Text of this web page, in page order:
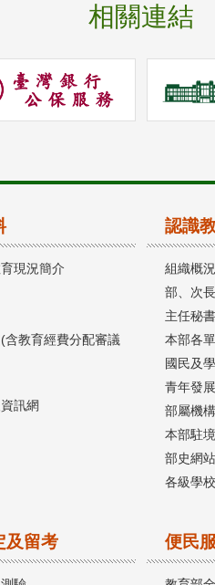
相關連結
現況簡介
含教育經費分配審議
訊網
認識
組織概況
部、次長
主任秘
本部各
國民及
青年發
部屬機構
本部駐
部史網站
各級學校
及留考 便民